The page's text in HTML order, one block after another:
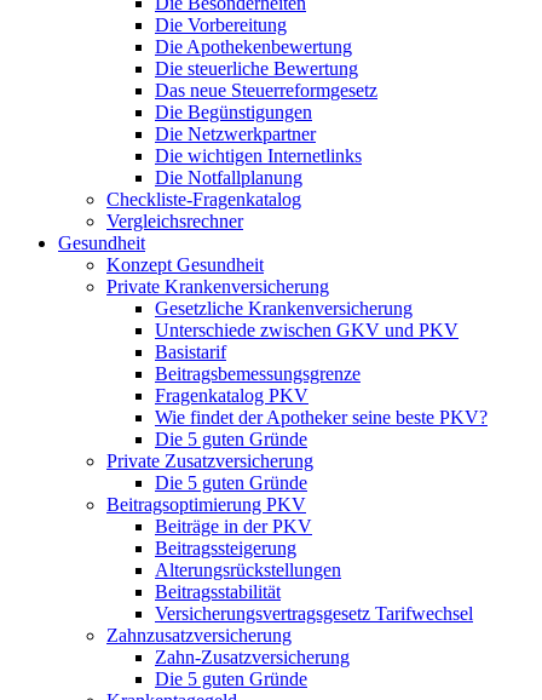
Die Vorbereitung
Die Apothekenbewertung
Die steuerliche Bewertung
Das neue Steuerreformgesetz
Die Begünstigungen
Die Netzwerkpartner
Die wichtigen Internetlinks
Die Notfallplanung
Checkliste-Fragenkatalog
Vergleichsrechner
Gesundheit
Konzept Gesundheit
Private Krankenversicherung
Gesetzliche Krankenversicherung
Unterschiede zwischen GKV und PKV
Basistarif
Beitragsbemessungsgrenze
Fragenkatalog PKV
Wie findet der Apotheker seine beste PKV?
Die 5 guten Gründe
Private Zusatzversicherung
Die 5 guten Gründe
Beitragsoptimierung PKV
Beiträge in der PKV
Beitragssteigerung
Alterungsrückstellungen
Beitragsstabilität
Versicherungsvertragsgesetz Tarifwechsel
Zahnzusatzversicherung
Zahn-Zusatzversicherung
Die 5 guten Gründe